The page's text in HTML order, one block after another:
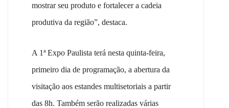
mostrar seu produto e fortalecer a cadeia
produtiva da região”, destaca.
A 1ª Expo Paulista terá nesta quinta-feira,
primeiro dia de programação, a abertura da
visitação aos estandes multisetoriais a partir
das 8h. Também serão realizadas várias